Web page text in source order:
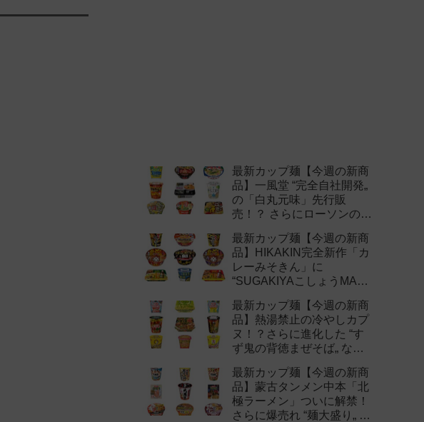
最新カップ麺【今週の新商
品】一風堂 “完全自社開発„
の「白丸元味」先行販
売！？ さらにローソンの激
新作まとめ！
最新カップ麺【今週の新商
品】HIKAKIN完全新作「カ
レーみそきん」に
“SUGAKIYAこしょうMAX„
最新カップ麺【今週の新商
品】熱湯禁止の冷やしカプ
ヌ！？さらに進化した “す
ず鬼の背徳まぜそば„ など
最新カップ麺【今週の新商
品】蒙古タンメン中本「北
極ラーメン」ついに解禁！
さらに爆売れ “麺大盛り„ シ